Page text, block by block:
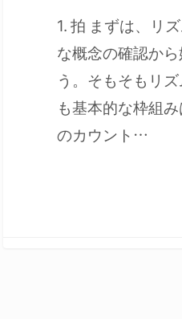
1. 拍 まずは、リ
な概念の確認か
う。そもそもリ
も基本的な枠組
のカウント…